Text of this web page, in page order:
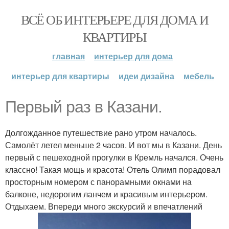
ВСЁ ОБ ИНТЕРЬЕРЕ ДЛЯ ДОМА И
КВАРТИРЫ
главная
интерьер для дома
интерьер для квартиры
идеи дизайна мебель
Первый раз в Казани.
Долгожданное путешествие рано утром началось.
Самолёт летел меньше 2 часов. И вот мы в Казани. День
первый с пешеходной прогулки в Кремль начался. Очень
классно! Такая мощь и красота! Отель Олимп порадовал
просторным номером с панорамными окнами на
балконе, недорогим ланчем и красивым интерьером.
Отдыхаем. Впереди много экскурсий и впечатлений